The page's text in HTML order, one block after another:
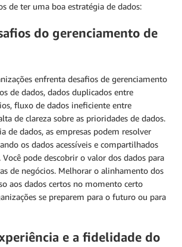
de ter uma boa estratégia de dados:
do gerenciamento de
enfrenta desafios de gerenciamento
de dados, dados duplicados entre
fluxo de dados ineficiente entre
de clareza sobre as prioridades de dados.
de dados, as empresas podem resolver
os dados acessíveis e compartilhados
Você pode descobrir o valor dos dados para
de negócios. Melhorar o alinhamento dos
aos dados certos no momento certo
se preparem para o futuro ou para
e a fidelidade do